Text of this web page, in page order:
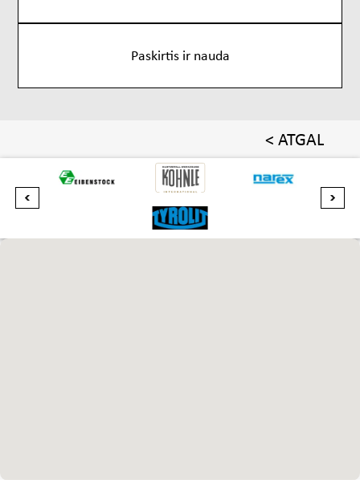
Paskirtis ir nauda
< ATGAL